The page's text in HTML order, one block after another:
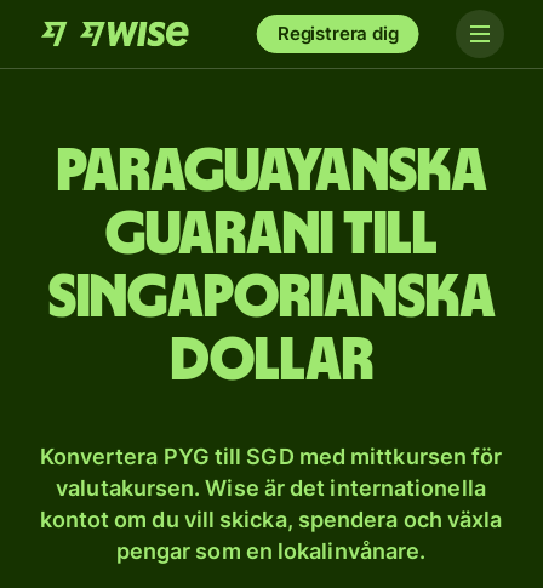
Registrera dig
Paraguayanska
guarani till
singaporianska
dollar
Konvertera PYG till SGD med mittkursen för
valutakursen. Wise är det internationella
kontot om du vill skicka, spendera och växla
pengar som en lokalinvånare.